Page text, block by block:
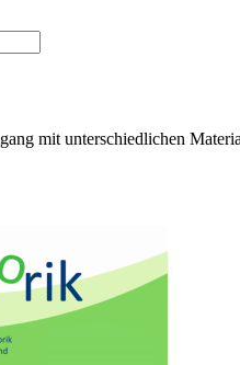
mit unterschiedlichen